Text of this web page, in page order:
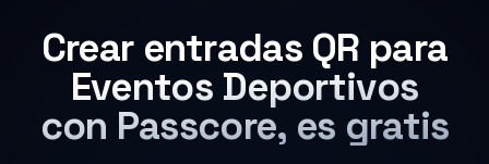
Crear entradas QR para
Eventos Deportivos
con Passcore, es gratis